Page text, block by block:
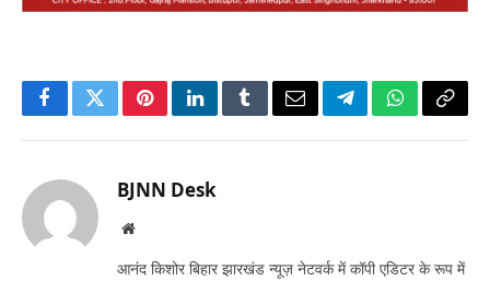
FacebookTwitterPinterestLinkedInTumblrEmailTelegramWhatsApp
Copy
BJNN Desk
Website
आनंद किशोर बिहार झारखंड न्यूज़ नेटवर्क में कॉपी एडिटर के रूप में